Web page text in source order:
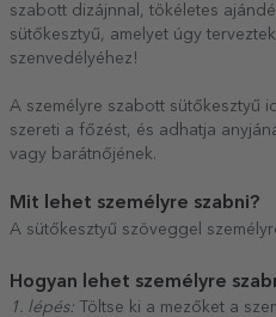
szabott dizájnnal, tökéletes
sütőkesztyű, amelyet úgy
szenvedélyéhez!
A személyre szabott sütőkesztyű
szereti a főzést, és adhatja
vagy barátnőjének.
Mit lehet személyre szabni?
A sütőkesztyű szöveggel
Hogyan lehet személyre
1. lépés: Töltse ki a mezőket a